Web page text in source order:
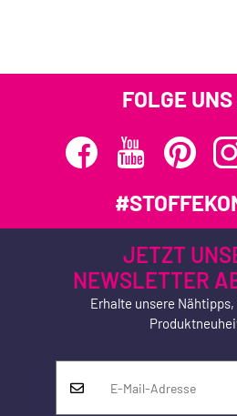
FOLGE
JETZT
NEWSLETTER
Erhalte unsere